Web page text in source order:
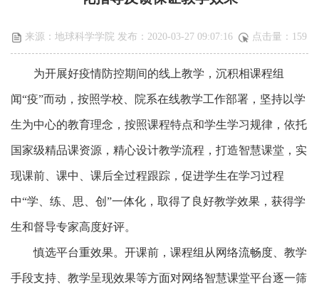
来源：地球科学学院 发布：2020-03-27 09:07:16 点击量： 159
为开展好疫情防控期间的线上教学，沉积相课程组
闻“疫”而动，按照学校、院系在线教学工作部署，坚持以学
生为中心的教育理念，按照课程特点和学生学习规律，依托
国家级精品课资源，精心设计教学流程，打造智慧课堂，实
现课前、课中、课后全过程跟踪，促进学生在学习过程
中“学、练、思、创”一体化，取得了良好教学效果，获得学
生和督导专家高度好评。
慎选平台重效果。开课前，课程组从网络流畅度、教学
手段支持、教学呈现效果等方面对网络智慧课堂平台逐一筛